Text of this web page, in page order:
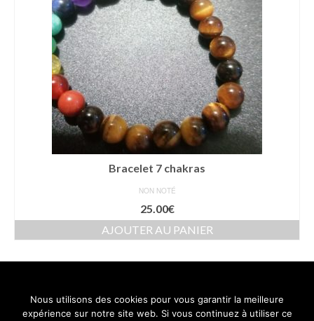
Bracelet 7 chakras
NON NOTÉ
25.00€
AJOUTER AU PANIER
Contact Mentions légales Conditions générales de vente
Nous utilisons des cookies pour vous garantir la meilleure
expérience sur notre site web. Si vous continuez à utiliser ce